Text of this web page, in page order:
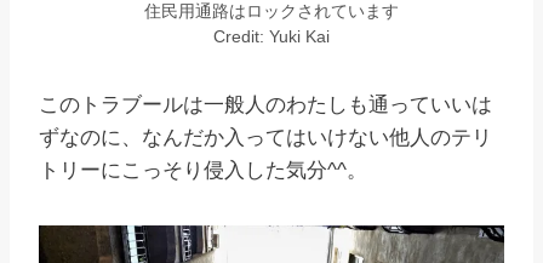
住民用通路はロックされています
Credit: Yuki Kai
このトラブールは一般人のわたしも通っていいは
ずなのに、なんだか入ってはいけない他人のテリ
トリーにこっそり侵入した気分^^。